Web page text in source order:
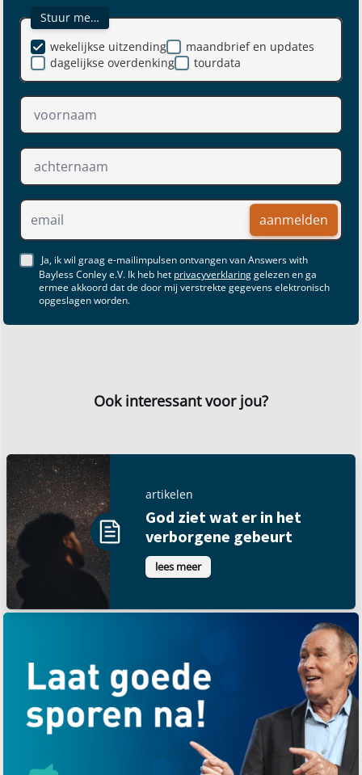
Stuur me…
maandbrief en updates
dagelijkse overdenking
wekelijkse uitzending
tourdata
aanmelden
Ja, ik wil graag e-mailimpulsen ontvangen van Answers with
Bayless Conley e.V. Ik heb het privacyverklaringgelezen en ga
ermee akkoord dat de door mij verstrekte gegevens elektronisch
opgeslagen worden.
Ook interessant voor jou?
artikelen
God ziet wat er in het
verborgene gebeurt
lees meer